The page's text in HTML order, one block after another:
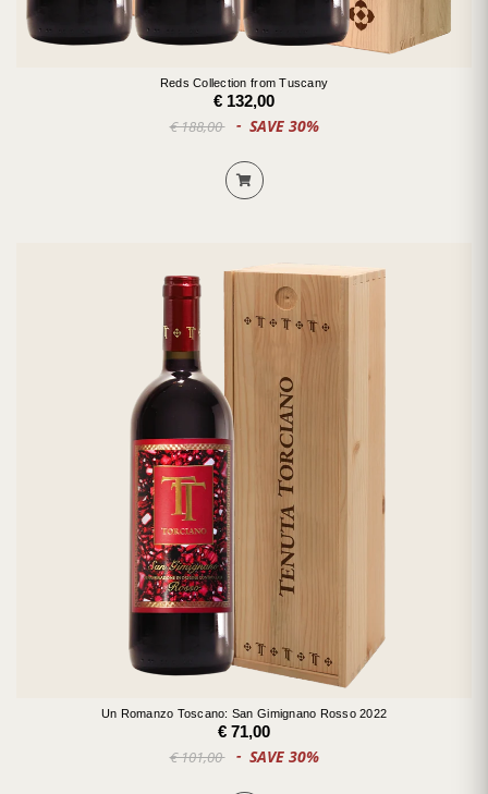
Reds Collection from Tuscany
€ 132,00
€ 188,00 SAVE 30%
Un Romanzo Toscano: San Gimignano Rosso 2022
€ 71,00
€ 101,00 SAVE 30%